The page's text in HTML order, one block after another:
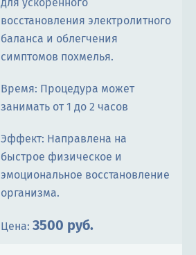
восстановления электролитного
баланса и облегчения
симптомов похмелья.
Время: Процедура может
занимать от 1 до 2 часов
Эффект: Направлена на
быстрое физическое и
эмоциональное восстановление
организма.
Цена: 3500 руб.